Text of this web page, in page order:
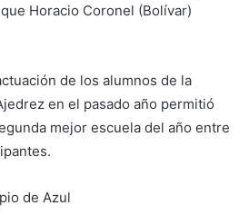
Horacio Coronel (Bolívar)
de los alumnos de la
en el pasado año permitió
mejor escuela del año entre
de Azul